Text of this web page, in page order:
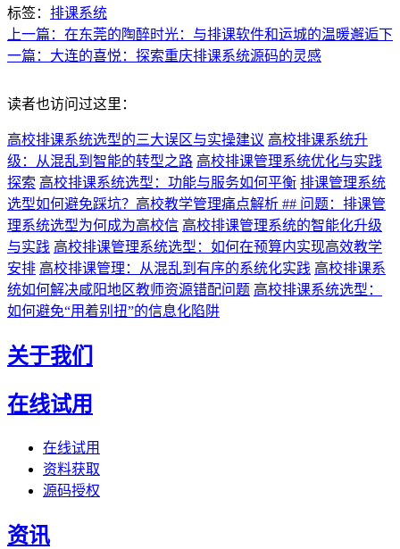
标签： 排课系统
上一篇：在东莞的陶醉时光：与排课软件和运城的温暖邂逅下
一篇：大连的喜悦：探索重庆排课系统源码的灵感
读者也访问过这里：
高校排课系统选型的三大误区与实操建议 高校排课系统升
级：从混乱到智能的转型之路 高校排课管理系统优化与实践
探索 高校排课系统选型：功能与服务如何平衡 排课管理系统
选型如何避免踩坑？高校教学管理痛点解析 ## 问题：排课管
理系统选型为何成为高校信 高校排课管理系统的智能化升级
与实践 高校排课管理系统选型：如何在预算内实现高效教学
安排 高校排课管理：从混乱到有序的系统化实践 高校排课系
统如何解决咸阳地区教师资源错配问题 高校排课系统选型：
如何避免“用着别扭”的信息化陷阱
关于我们
在线试用
在线试用
资料获取
源码授权
资讯